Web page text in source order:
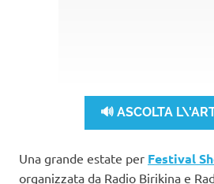
🔊 ASCOLTA
Una grande estate per Festival
organizzata da Radio Birikina e